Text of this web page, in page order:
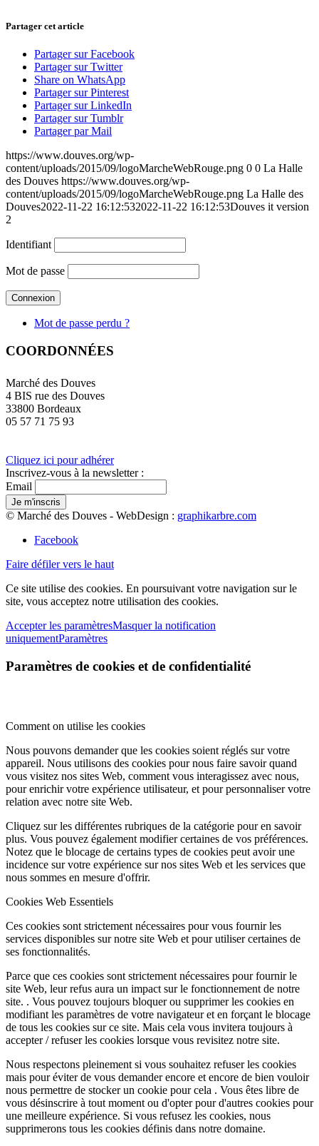
Partager cet article
Partager sur Facebook
Partager sur Twitter
Share on WhatsApp
Partager sur Pinterest
Partager sur LinkedIn
Partager sur Tumblr
Partager par Mail
https://www.douves.org/wp-
content/uploads/2015/09/logoMarcheWebRouge.png 0 0 La Halle
des Douves https://www.douves.org/wp-
content/uploads/2015/09/logoMarcheWebRouge.png La Halle des
Douves2022-11-22 16:12:532022-11-22 16:12:53Douves it version
2
Identifiant
Mot de passe
Mot de passe perdu ?
COORDONNÉES
Marché des Douves
4 BIS rue des Douves
33800 Bordeaux
05 57 71 75 93
Cliquez ici pour adhérer
Inscrivez-vous à la newsletter :
Email
© Marché des Douves - WebDesign : graphikarbre.com
Facebook
Faire défiler vers le haut
Ce site utilise des cookies. En poursuivant votre navigation sur le
site, vous acceptez notre utilisation des cookies.
Accepter les paramètresMasquer la notification
uniquementParamètres
Paramètres de cookies et de confidentialité
Comment on utilise les cookies
Nous pouvons demander que les cookies soient réglés sur votre
appareil. Nous utilisons des cookies pour nous faire savoir quand
vous visitez nos sites Web, comment vous interagissez avec nous,
pour enrichir votre expérience utilisateur, et pour personnaliser votre
relation avec notre site Web.
Cliquez sur les différentes rubriques de la catégorie pour en savoir
plus. Vous pouvez également modifier certaines de vos préférences.
Notez que le blocage de certains types de cookies peut avoir une
incidence sur votre expérience sur nos sites Web et les services que
nous sommes en mesure d'offrir.
Cookies Web Essentiels
Ces cookies sont strictement nécessaires pour vous fournir les
services disponibles sur notre site Web et pour utiliser certaines de
ses fonctionnalités.
Parce que ces cookies sont strictement nécessaires pour fournir le
site Web, leur refus aura un impact sur le fonctionnement de notre
site. . Vous pouvez toujours bloquer ou supprimer les cookies en
modifiant les paramètres de votre navigateur et en forçant le blocage
de tous les cookies sur ce site. Mais cela vous invitera toujours à
accepter / refuser les cookies lorsque vous revisitez notre site.
Nous respectons pleinement si vous souhaitez refuser les cookies
mais pour éviter de vous demander encore et encore de bien vouloir
nous permettre de stocker un cookie pour cela . Vous êtes libre de
vous désinscrire à tout moment ou d'opter pour d'autres cookies pour
une meilleure expérience. Si vous refusez les cookies, nous
supprimerons tous les cookies définis dans notre domaine.